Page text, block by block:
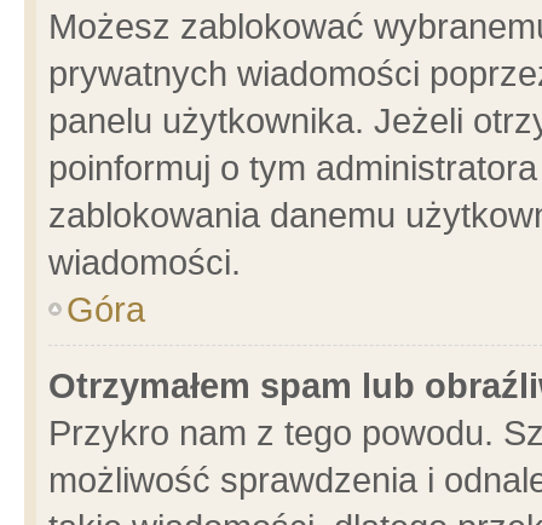
Możesz zablokować
prywatnych wiadomości
panelu użytkownika. Jeżeli
poinformuj o tym
zablokowania danemu
wiadomości.
Góra
Otrzymałem spam lub
Przykro nam z tego powodu.
możliwość sprawdzenia i